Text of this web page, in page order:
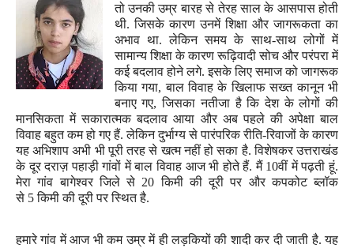
तो उनकी उम्र बारह से तेरह साल के आसपास होती
थी. जिसके कारण उनमें शिक्षा और जागरूकता का
अभाव था. लेकिन समय के साथ-साथ लोगों में
सामान्य शिक्षा के कारण रूढ़िवादी सोच और परंपरा में
कई बदलाव होने लगे. इसके लिए समाज को जागरूक
किया गया,बाल विवाह के खिलाफ सख्त कानून भी
बनाए गए,जिसका नतीजा है कि देश के लोगों की
मानसिकता में सकारात्मक बदलाव आया और अब पहले की अपेक्षा बाल
विवाह बहुत कम हो गए हैं. लेकिन दुर्भाग्य से पारंपरिक रीति-रिवाजों के कारण
यह अभिशाप अभी भी पूरी तरह से खत्म नहीं हो सका है. विशेषकर उत्तराखंड
के दूर दराज़ पहाड़ी गांवों में बाल विवाह आज भी होते हैं. मैं 10वीं में पढ़ती हूं.
मेरा गांव बागेश्वर जिले से 20किमी की दूरी पर और कपकोट ब्लॉक
से 5किमी की दूरी पर स्थित है.
हमारे गांव में आज भी कम उम्र में ही लड़कियों की शादी कर दी जाती है. यह